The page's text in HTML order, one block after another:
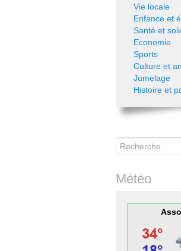
Vie locale
Enfance et
Santé et
Economie
Sports
Culture et
Jumelage
Histoire et
Rechercher
Météo